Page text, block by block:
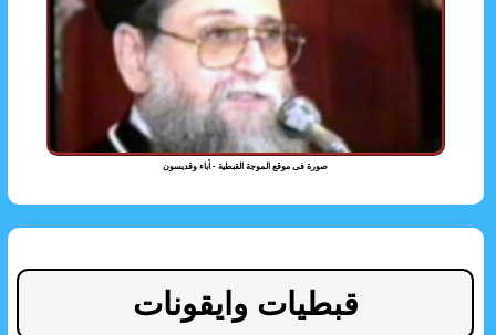
صورة فى موقع الموجة القبطية - أباء وقديسون
قبطيات وايقونات